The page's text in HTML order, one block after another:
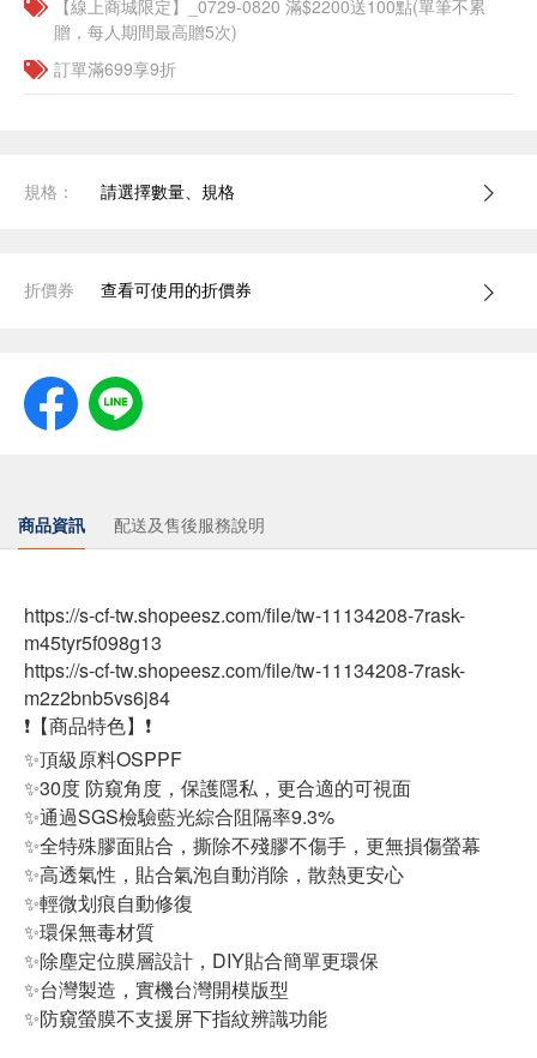
【線上商城限定】_0729-0820 滿$2200送100點(單筆不累
贈，每人期間最高贈5次)
訂單滿699享9折
規格： 請選擇數量、規格
折價券 查看可使用的折價券
商品資訊 配送及售後服務說明
https://s-cf-tw.shopeesz.com/file/tw-11134208-7rask-
m45tyr5f098g13
https://s-cf-tw.shopeesz.com/file/tw-11134208-7rask-
m2z2bnb5vs6j84
❗【商品特色】❗
✨頂級原料OSPPF
✨30度 防窺角度，保護隱私，更合適的可視面
✨通過SGS檢驗藍光綜合阻隔率9.3%
✨全特殊膠面貼合，撕除不殘膠不傷手，更無損傷螢幕
✨高透氣性，貼合氣泡自動消除，散熱更安心
✨輕微划痕自動修復
✨環保無毒材質
✨除塵定位膜層設計，DIY貼合簡單更環保
✨台灣製造，實機台灣開模版型
✨防窺螢膜不支援屏下指紋辨識功能